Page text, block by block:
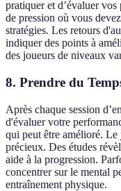
pratiquer et d’évaluer
de pression où vous
stratégies. Les retours
indiquer des points à
des joueurs de niveaux
8. Prendre du
Après chaque session
d'évaluer votre
qui peut être amélioré. Le
précieux. Des études
aide à la progression.
concentrer sur le mental
entraînement physique.